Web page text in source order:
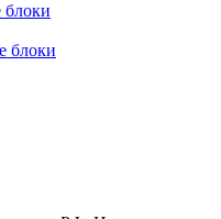
блоки
блоки